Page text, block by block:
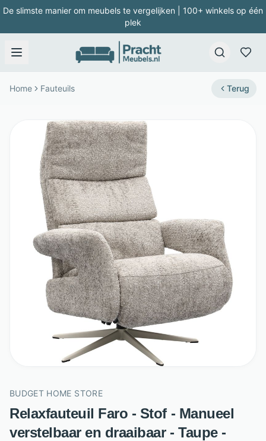
De slimste manier om meubels te vergelijken | 100+ winkels op één
plek
Home Fauteuils Terug
BUDGET HOME STORE
Relaxfauteuil Faro - Stof - Manueel
verstelbaar en draaibaar - Taupe -